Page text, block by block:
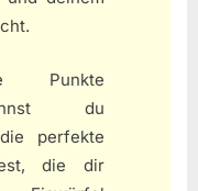
Punkte
du
perfekte
die dir